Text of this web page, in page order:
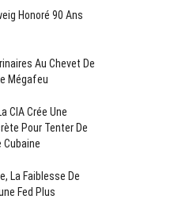
Honoré 90 Ans
Au Chevet De
Mégafeu
CIA Crée Une
Pour Tenter De
Cubaine
La Faiblesse De
Fed Plus